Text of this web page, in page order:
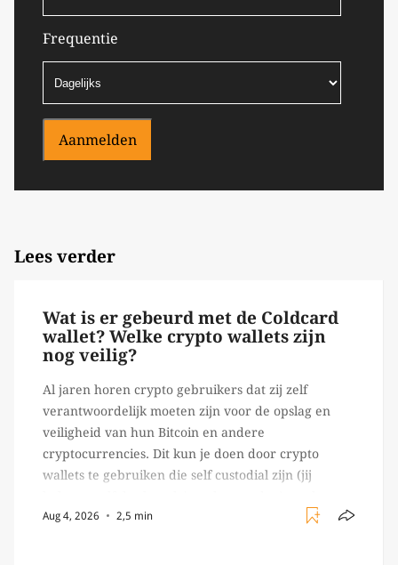
Frequentie
Aanmelden
Lees verder
Wat is er gebeurd met de Coldcard
wallet? Welke crypto wallets zijn
nog veilig?
Al jaren horen crypto gebruikers dat zij zelf
verantwoordelijk moeten zijn voor de opslag en
veiligheid van hun Bitcoin en andere
cryptocurrencies. Dit kun je doen door crypto
wallets te gebruiken die self custodial zijn (jij
Ledger of Trezor bijvoorbeeld. Echter, op 29 juli
Aug 4, 2026 2,5 min